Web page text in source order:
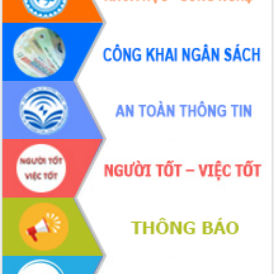
trưởng đạt 5,86% trong năm 2026
UBND tỉnh Đắk Lắk triển khai công tác
quốc phòng, quân sự địa phương năm
2026
Đắk Lắk tập trung toàn lực khắc phục
tồn tại IUU, sẵn sàng làm việc với
Đoàn thanh tra EC
Chủ tịch UBND tỉnh Tạ Anh Tuấn thăm,
chúc mừng các bệnh viện nhân Ngày
Thầy thuốc Việt Nam
Rộn ràng lễ hội truyền thống Sông
nước Đà Nông lần thứ I năm 2026
Kỳ họp Chuyên đề lần thứ Năm, HĐND
tỉnh Đắk Lắk thông qua các nghị quyết
quan trọng
Thống nhất danh sách giới thiệu ứng
cử đại biểu Quốc hội khoá XVI và đại
biểu HĐND tỉnh Đắk Lắk, nhiệm kỳ
2026-2031
Phát động hai phong trào thi đua quan